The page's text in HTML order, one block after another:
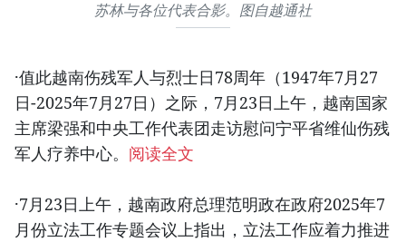
苏林与各位代表合影。图自越通社
·值此越南伤残军人与烈士日78周年（1947年7月27
日-2025年7月27日）之际，7月23日上午，越南国家
主席梁强和中央工作代表团走访慰问宁平省维仙伤残
军人疗养中心。 阅读全文
·7月23日上午，越南政府总理范明政在政府2025年7
月份立法工作专题会议上指出，立法工作应着力推进